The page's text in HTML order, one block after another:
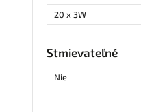
Plast Anti ÚV
20 x 3W
12 x 3W
Stmievateľné
Nie